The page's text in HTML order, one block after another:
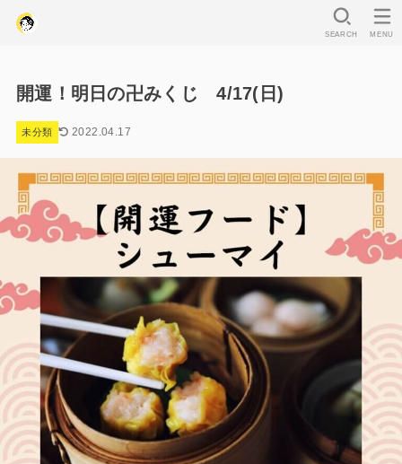
SEARCH MENU
開運！明日の卍みくじ 4/17(日)
未分類 2022.04.17